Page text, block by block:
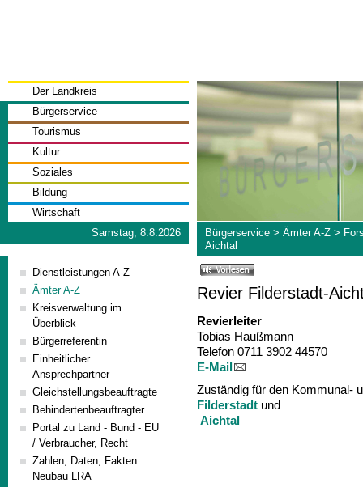
Der Landkreis
Bürgerservice
Tourismus
Kultur
Soziales
Bildung
Wirtschaft
Samstag, 8.8.2026
Bürgerservice> Ämter A-Z>
Aichtal
Dienstleistungen A-Z
Ämter A-Z
Kreisverwaltung im
Überblick
Bürgerreferentin
Einheitlicher
Ansprechpartner
Gleichstellungsbeauftragte
Behindertenbeauftragter
Portal zu Land - Bund - EU
/ Verbraucher, Recht
Zahlen, Daten, Fakten
Neubau LRA
Revier Filderstadt-
Revierleiter
Tobias Haußmann
Telefon 0711 3902 44570
E-Mail
Zuständig für den Kommunal-
Filderstadt und
Aichtal